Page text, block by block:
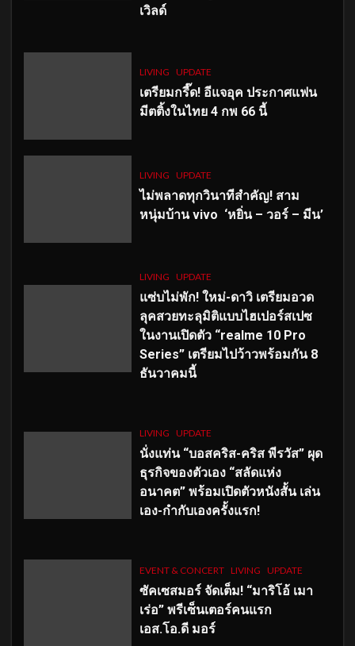
เวิลด์
LIVING UPDATE
เตรียมกรี๊ด! อีแจอุค ประกาศแฟน
มีตติ้งในไทย 4 กพ 66 นี้
LIVING UPDATE
ไม่พลาดทุกวินาทีสำคัญ! สาม
หนุ่มบ้าน vivo ‘หยิ่น – วอร์ – มีน’
LIVING UPDATE
แซ่บไม่พัก! ใหม่-ดาวิ เตรียมอวด
ลุคสวยทะลุมิติแบบไฮเปอร์สเปซ
ในงานเปิดตัว “realme 10 Pro
Series” เตรียมไปว้าวพร้อมกัน 8
ธันวาคมนี้
LIVING UPDATE
นั่งแท่น “บอสคริส-คริส พีรวัส” ผุด
ธุรกิจของตัวเอง “สลัดแห่ง
อนาคต” พร้อมเปิดตัวหนังสั้น เล่น
เอง-กำกับเองครั้งแรก!
EVENT & CONCERT LIVING UPDATE
ซัคเซสมอร์ จัดเต็ม! “มาริโอ้ เมา
เร่อ” พรีเซ็นเตอร์คนแรก
เอส.โอ.ดี มอร์